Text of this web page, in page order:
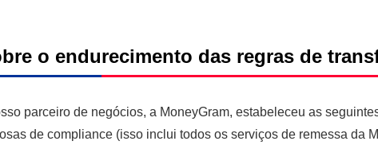
o endurecimento das regras de
parceiro de negócios, a MoneyGram, estabeleceu as
de compliance (isso inclui todos os serviços de remessa da